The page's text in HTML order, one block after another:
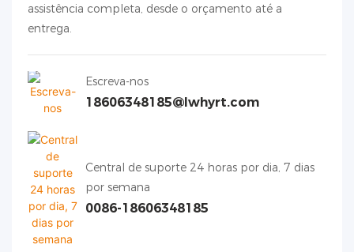
assistência completa, desde o orçamento até a
entrega.
Escreva-nos
18606348185@lwhyrt.com
Central de suporte 24 horas por dia, 7 dias
por semana
0086-18606348185